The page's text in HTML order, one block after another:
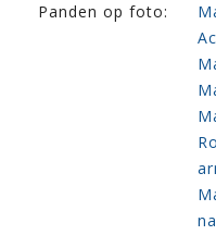
Panden op foto: